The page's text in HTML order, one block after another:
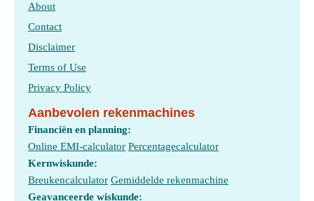
About
Contact
Disclaimer
Terms of Use
Privacy Policy
Aanbevolen rekenmachines
Financiën en planning:
Online EMI-calculator Percentagecalculator
Kernwiskunde:
Breukencalculator Gemiddelde rekenmachine
Geavanceerde wiskunde: